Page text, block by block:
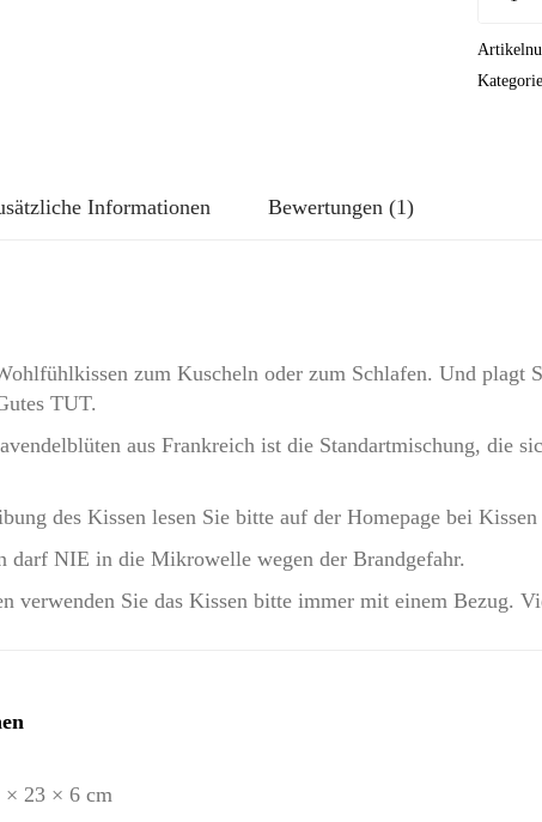
Inlett
Informationen Bewertungen (1)
zum Kuscheln oder zum Schlafen. Und plagt
TUT.
aus Frankreich ist die Standartmischung, die
des Kissen lesen Sie bitte auf der Homepage bei
darf NIE in die Mikrowelle wegen der Brandgefahr.
verwenden Sie das Kissen bitte immer mit einem Bezug.
× 23 × 6 cm